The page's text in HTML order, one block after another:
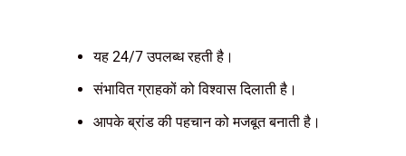
यह 24/7 उपलब्ध रहती है।
संभावित ग्राहकों को विश्वास दिलाती है।
आपके ब्रांड की पहचान को मजबूत बनाती है।